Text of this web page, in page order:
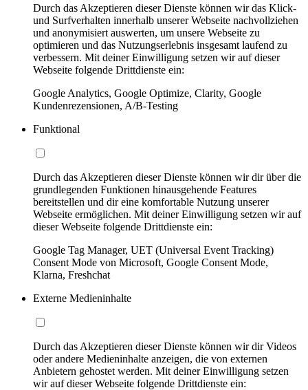
Durch das Akzeptieren dieser Dienste können wir das Klick-
und Surfverhalten innerhalb unserer Webseite nachvollziehen
und anonymisiert auswerten, um unsere Webseite zu
optimieren und das Nutzungserlebnis insgesamt laufend zu
verbessern. Mit deiner Einwilligung setzen wir auf dieser
Webseite folgende Drittdienste ein:
Google Analytics, Google Optimize, Clarity, Google
Kundenrezensionen, A/B-Testing
Funktional
Durch das Akzeptieren dieser Dienste können wir dir über die
grundlegenden Funktionen hinausgehende Features
bereitstellen und dir eine komfortable Nutzung unserer
Webseite ermöglichen. Mit deiner Einwilligung setzen wir auf
dieser Webseite folgende Drittdienste ein:
Google Tag Manager, UET (Universal Event Tracking)
Consent Mode von Microsoft, Google Consent Mode,
Klarna, Freshchat
Externe Medieninhalte
Durch das Akzeptieren dieser Dienste können wir dir Videos
oder andere Medieninhalte anzeigen, die von externen
Anbietern gehostet werden. Mit deiner Einwilligung setzen
wir auf dieser Webseite folgende Drittdienste ein: